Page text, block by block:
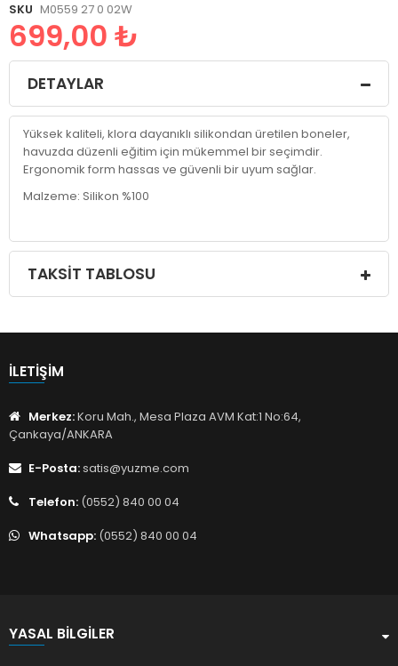
SKU M0559 27 0 02W
699,00 ₺
DETAYLAR
Yüksek kaliteli, klora dayanıklı silikondan üretilen boneler,
havuzda düzenli eğitim için mükemmel bir seçimdir.
Ergonomik form hassas ve güvenli bir uyum sağlar.
Malzeme: Silikon %100
TAKSIT TABLOSU
İLETIŞIM
Merkez:Koru Mah., Mesa Plaza AVM Kat:1 No:64,
Çankaya/ANKARA
E-Posta:satis@yuzme.com
Telefon: (0552) 840 00 04
Whatsapp: (0552) 840 00 04
YASAL BILGILER